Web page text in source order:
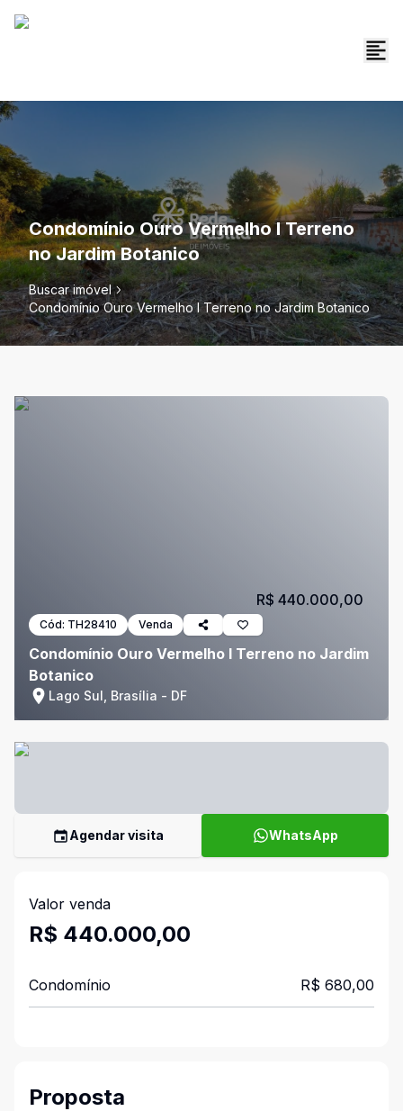
Condomínio Ouro Vermelho I Terreno
no Jardim Botanico
Buscar imóvel
Condomínio Ouro Vermelho I Terreno no Jardim Botanico
Cód: TH28410 Venda
Condomínio Ouro Vermelho I Terreno no Jardim
Botanico
Lago Sul, Brasília - DF
R$ 440.000,00
Agendar visita WhatsApp
Valor venda
R$ 440.000,00
Condomínio R$ 680,00
Proposta